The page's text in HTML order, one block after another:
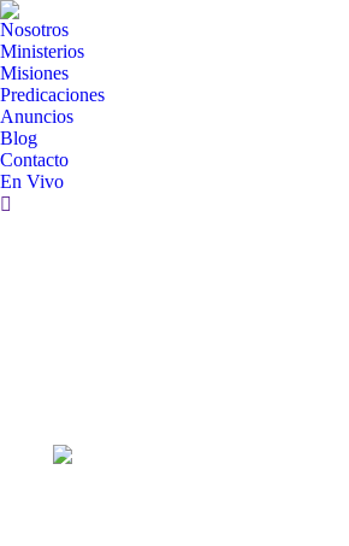
Nosotros
Ministerios
Misiones
Predicaciones
Anuncios
Blog
Contacto
En Vivo
Search: